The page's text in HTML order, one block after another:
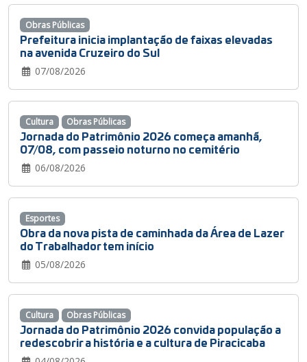
Prefeitura inicia implantação de faixas elevadas
na avenida Cruzeiro do Sul
07/08/2026
Obras Públicas
Jornada do Patrimônio 2026 começa amanhã,
07/08, com passeio noturno no cemitério
06/08/2026
Cultura Obras Públicas
Obra da nova pista de caminhada da Área de Lazer
do Trabalhador tem início
05/08/2026
Esportes
Jornada do Patrimônio 2026 convida população a
redescobrir a história e a cultura de Piracicaba
Cultura Obras Públicas